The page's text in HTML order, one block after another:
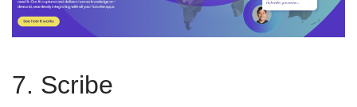
7. Scribe